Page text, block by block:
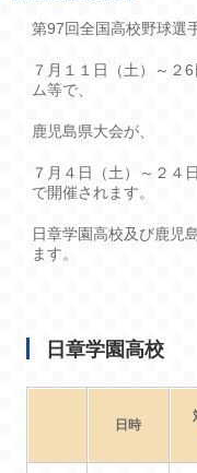
第97回全国高校野球選
７月１１日（土）～２
ム等で、
鹿児島県大会が、
７月４日（土）～２４
で開催されます。
日章学園高校及び鹿児
ます。
日章学園高校
日時